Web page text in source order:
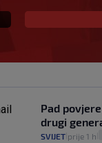
Pad
drugi
SVIJET prije 1 h